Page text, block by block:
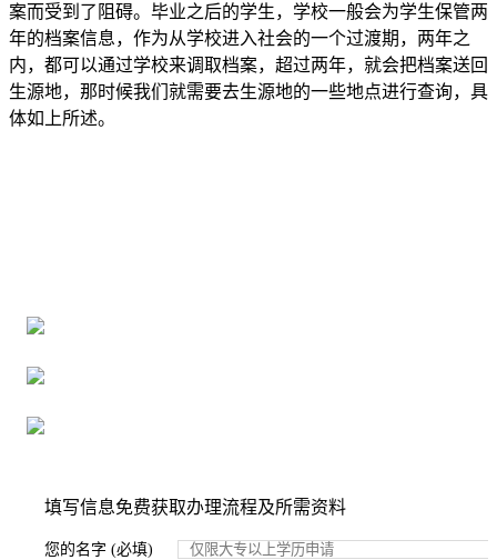
案而受到了阻碍。毕业之后的学生，学校一般会为学生保管两
年的档案信息，作为从学校进入社会的一个过渡期，两年之
内，都可以通过学校来调取档案，超过两年，就会把档案送回
生源地，那时候我们就需要去生源地的一些地点进行查询，具
体如上所述。
填写信息免费获取办理流程及所需资料
您的名字 (必填)